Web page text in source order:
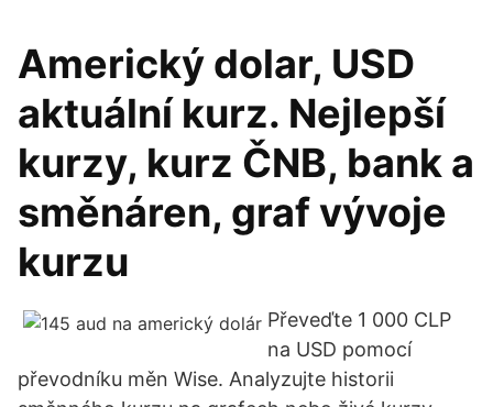
Americký dolar, USD
aktuální kurz. Nejlepší
kurzy, kurz ČNB, bank a
směnáren, graf vývoje
kurzu
Převeďte 1 000 CLP
na USD pomocí
převodníku měn Wise. Analyzujte historii